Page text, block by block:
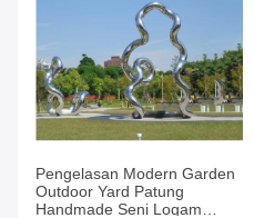
Pengelasan Modern Garden
Outdoor Yard Patung
Handmade Seni Logam